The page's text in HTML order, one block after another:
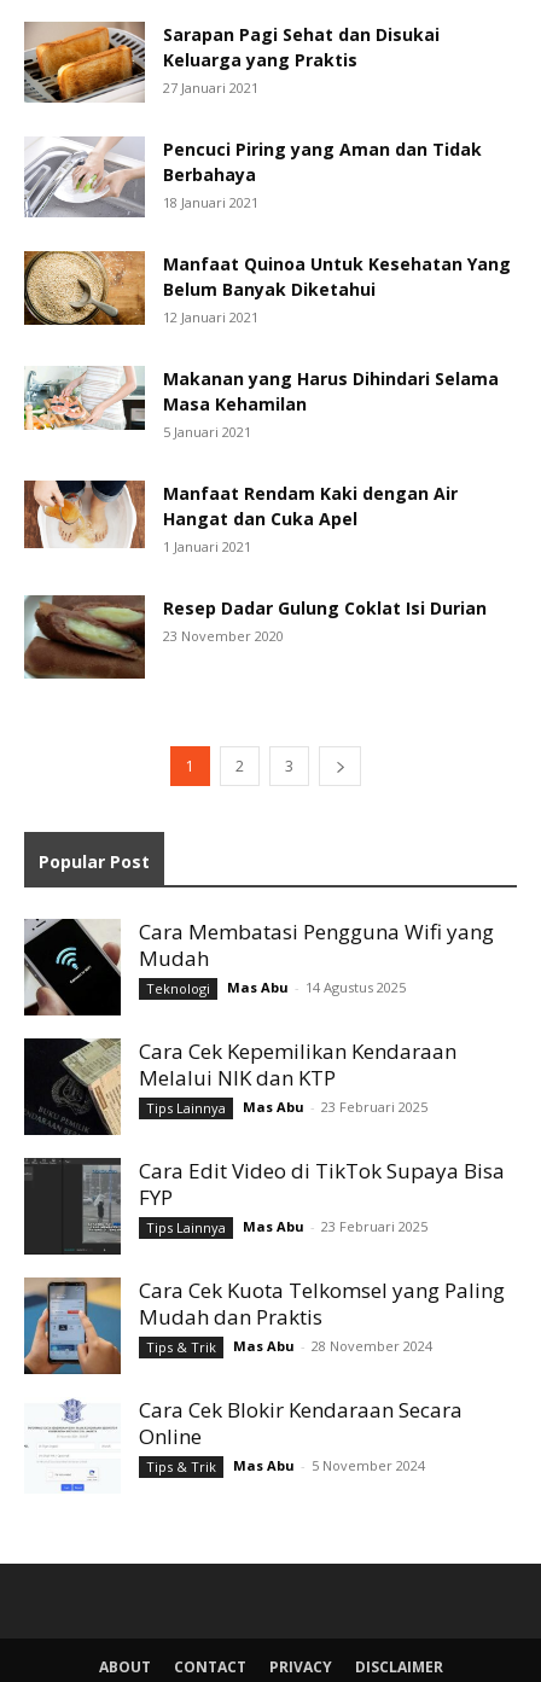
Sarapan Pagi Sehat dan Disukai
Keluarga yang Praktis
27 Januari 2021
Pencuci Piring yang Aman dan Tidak
Berbahaya
18 Januari 2021
Manfaat Quinoa Untuk Kesehatan Yang
Belum Banyak Diketahui
12 Januari 2021
Makanan yang Harus Dihindari Selama
Masa Kehamilan
5 Januari 2021
Manfaat Rendam Kaki dengan Air
Hangat dan Cuka Apel
1 Januari 2021
Resep Dadar Gulung Coklat Isi Durian
23 November 2020
1 2 3
Popular Post
Cara Membatasi Pengguna Wifi yang
Mudah
Teknologi Mas Abu - 14 Agustus 2025
Cara Cek Kepemilikan Kendaraan
Melalui NIK dan KTP
Tips Lainnya Mas Abu - 23 Februari 2025
Cara Edit Video di TikTok Supaya Bisa
FYP
Tips Lainnya Mas Abu - 23 Februari 2025
Cara Cek Kuota Telkomsel yang Paling
Mudah dan Praktis
Tips & Trik Mas Abu - 28 November 2024
Cara Cek Blokir Kendaraan Secara
Online
Tips & Trik Mas Abu - 5 November 2024
ABOUT CONTACT PRIVACY DISCLAIMER